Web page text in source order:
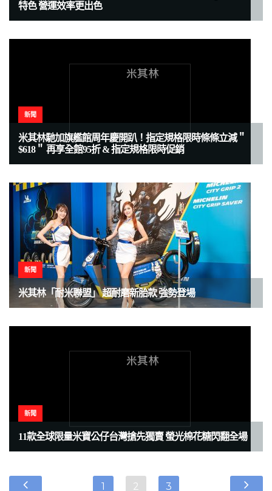
特色 營運效率更出色
新聞
米其林馳加旗艦館周年慶開趴！指定規格限時條條立減＂
$618＂ 再享全館95折 & 指定規格限時促銷
新聞
米其林「耐米聯盟」 超耐磨新胎款 強勢登場
新聞
11款全球限量米寶公仔台灣搶先獨賣 螢光棉花糖閃翻全場
1 2 3